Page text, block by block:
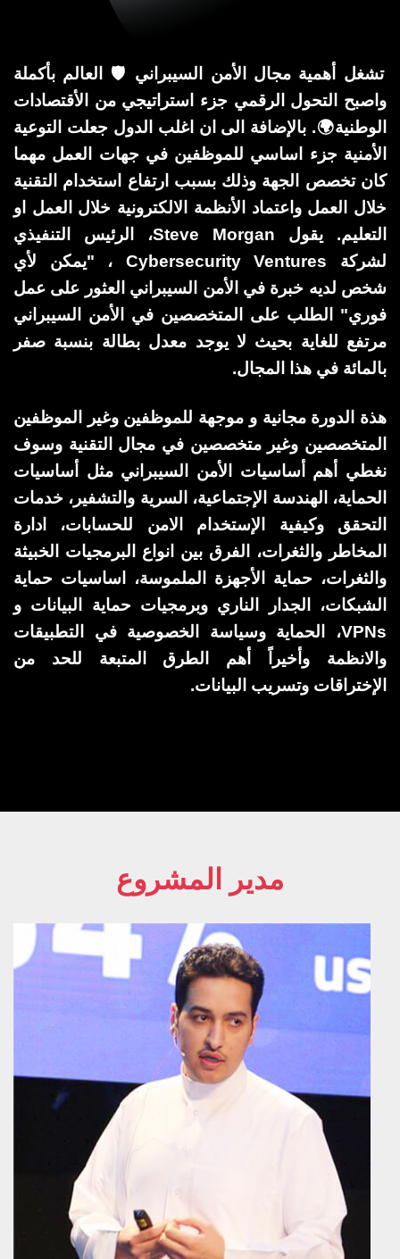
تشغل أهمية مجال الأمن السيبراني 🛡️ العالم بأكملة
واصبح التحول الرقمي جزء استراتيجي من الأقتصادات
الوطنية🌍. بالإضافة الى ان اغلب الدول جعلت التوعية
الأمنية جزء اساسي للموظفين في جهات العمل مهما
كان تخصص الجهة وذلك بسبب ارتفاع استخدام التقنية
خلال العمل واعتماد الأنظمة الالكترونية خلال العمل او
التعليم. يقول Steve Morgan، الرئيس التنفيذي
لشركة Cybersecurity Ventures ، "يمكن لأي
شخص لديه خبرة في الأمن السيبراني العثور على عمل
فوري" الطلب على المتخصصين في الأمن السيبراني
مرتفع للغاية بحيث لا يوجد معدل بطالة بنسبة صفر
بالمائة في هذا المجال.
هذة الدورة مجانية و موجهة للموظفين وغير الموظفين
المتخصصين وغير متخصصين في مجال التقنية وسوف
نغطي أهم أساسيات الأمن السيبراني مثل أساسيات
الحماية، الهندسة الإجتماعية، السرية والتشفير، خدمات
التحقق وكيفية الإستخدام الامن للحسابات، ادارة
المخاطر والثغرات، الفرق بين انواع البرمجيات الخبيثة
والثغرات، حماية الأجهزة الملموسة، اساسيات حماية
الشبكات، الجدار الناري وبرمجيات حماية البيانات و
VPNs، الحماية وسياسة الخصوصية في التطبيقات
والانظمة وأخيراً أهم الطرق المتبعة للحد من
الإختراقات وتسريب البيانات.
مدير المشروع